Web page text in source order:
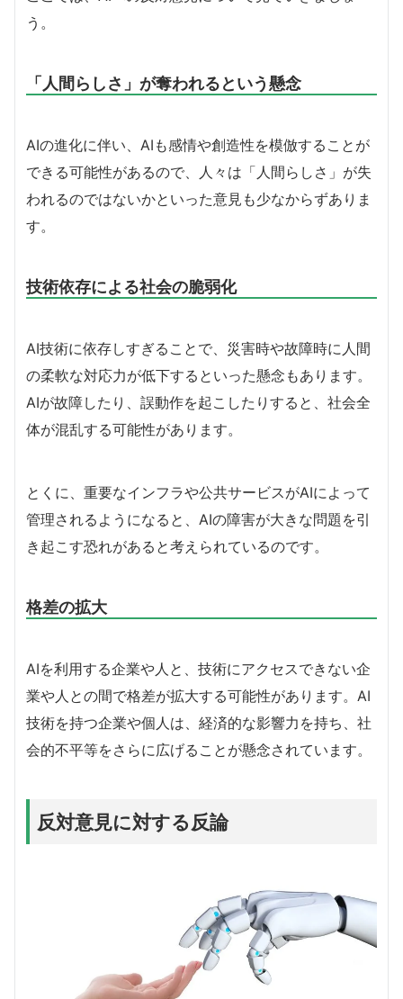
う。
「人間らしさ」が奪われるという懸念
AIの進化に伴い、AIも感情や創造性を模倣することが
できる可能性があるので、人々は「人間らしさ」が失
われるのではないかといった意見も少なからずありま
す。
技術依存による社会の脆弱化
AI技術に依存しすぎることで、災害時や故障時に人間
の柔軟な対応力が低下するといった懸念もあります。
AIが故障したり、誤動作を起こしたりすると、社会全
体が混乱する可能性があります。
とくに、重要なインフラや公共サービスがAIによって
管理されるようになると、AIの障害が大きな問題を引
き起こす恐れがあると考えられているのです。
格差の拡大
AIを利用する企業や人と、技術にアクセスできない企
業や人との間で格差が拡大する可能性があります。AI
技術を持つ企業や個人は、経済的な影響力を持ち、社
会的不平等をさらに広げることが懸念されています。
反対意見に対する反論